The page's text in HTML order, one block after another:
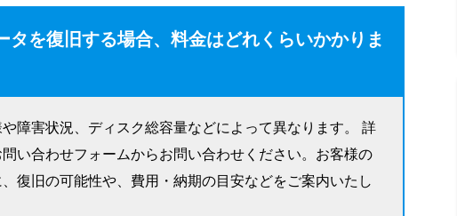
タを復旧する場合、料金はどれくらいかかりま
障害状況、ディスク総容量などによって異なります。 詳
い合わせフォームからお問い合わせください。お客様の
復旧の可能性や、費用・納期の目安などをご案内いたし